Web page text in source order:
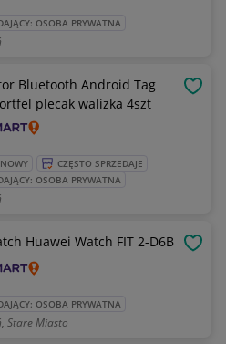
OSOBA PRYWATNA
Bluetooth Android Tag
plecak walizka 4szt
CZĘSTO SPRZEDAJE
OSOBA PRYWATNA
Huawei Watch FIT 2-D6B
OSOBA PRYWATNA
Stare Miasto